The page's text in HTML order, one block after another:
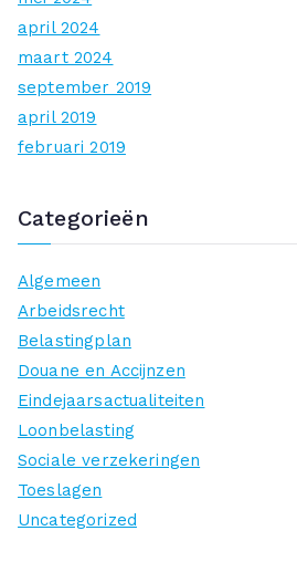
april 2024
maart 2024
september 2019
april 2019
februari 2019
Categorieën
Algemeen
Arbeidsrecht
Belastingplan
Douane en Accijnzen
Eindejaarsactualiteiten
Loonbelasting
Sociale verzekeringen
Toeslagen
Uncategorized